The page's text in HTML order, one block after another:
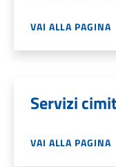
VAI ALLA PAGINA
Servizi
VAI ALLA PAGINA